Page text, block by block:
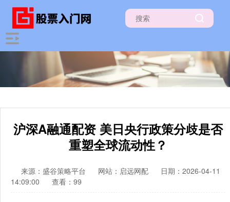
沪深A融通配资 美日央行政策分歧是否
重塑全球流动性？
来源：盛谷策略平台 网站：启远网配
日期：2026-04-11
14:09:00
查看：99